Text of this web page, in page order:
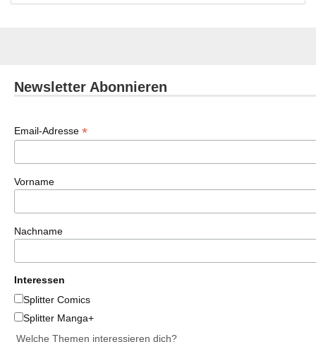
Newsletter Abonnieren
Email-Adresse *
Vorname
Nachname
Interessen
Splitter Comics
Splitter Manga+
Welche Themen interessieren dich?